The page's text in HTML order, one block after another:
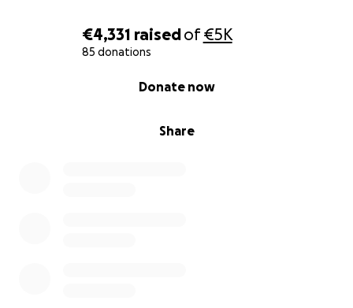
€4,331 raisedof€5K
85 donations
Share
Donate now